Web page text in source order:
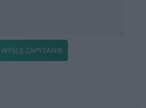
WYŚLIJ ZAPYTANIE